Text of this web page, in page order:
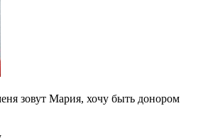
зовут Мария, хочу быть донором